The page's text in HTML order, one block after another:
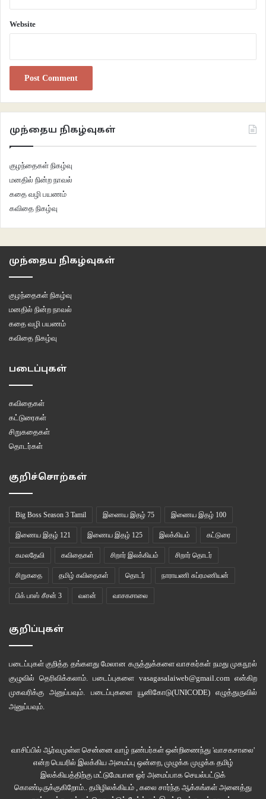
பின்னும் எதையும் நம்பாது
ஊரே மறியலுக்கு ஆயத்தமாகையில்
எவ்விடத்திலேனும் தொழிலுக்கு போனவன் கரையேறி வருவான் என
கிழக்கு நோக்கி சாதக கணிப்பின் வர்க்கங்களை வரைந்து பார்க்கிறாள்
பின் பிரிவாற்றாமையில் வீறிட்டு அழும்
அவள் நெஞ்செலும்புகளுக்குள்ளிருக்கும் பேரன்பை உணரும் அக்கணம்
கடலின் வயிற்றில் உப்பி மிதக்கும் அவன்
கட்டுக்கழுத்தியாய் வாழ ஒரு ஊழிக்கூத்தில் எழுந்து வரபோவதுமில்லை
இங்கு
Website
முந்தைய நிகழ்வுகள்
குழந்தைகள் நிகழ்வு
மனதில் நின்ற நாவல்
கதை வழி பயணம்
கவிதை நிகழ்வு
முந்தைய நிகழ்வுகள்
குழந்தைகள் நிகழ்வு
மனதில் நின்ற நாவல்
கதை வழி பயணம்
கவிதை நிகழ்வு
படைப்புகள்
கவிதைகள்
கட்டுரைகள்
சிறுகதைகள்
தொடர்கள்
குறிச்சொற்கள்
Big Boss Season 3 Tamil இணைய இதழ் 75 இணைய இதழ் 100
இணைய இதழ் 121 இணைய இதழ் 125 இலக்கியம் கட்டுரை
கமலதேவி கவிதைகள் சிறார் இலக்கியம் சிறார் தொடர்
சிறுகதை தமிழ் கவிதைகள் தொடர் நாராயணி சுப்ரமணியன்
பிக் பாஸ் சீசன் 3 வளன் வாசகசாலை
குறிப்புகள்
படைப்புகள் குறித்த தங்களது மேலான கருத்துக்களை வாசகர்கள் நமது முகநூல்
குழுவில் தெரிவிக்கலாம். படைப்புகளை vasagasalaiweb@gmail.com என்கிற
முகவரிக்கு அனுப்பவும். படைப்புகளை யூனிகோடு(UNICODE)எழுத்துருவில்
அனுப்பவும்.
வாசிப்பில் ஆர்வமுள்ள சென்னை வாழ் நண்பர்கள் ஒன்றிணைந்து 'வாசகசாலை'
என்ற பெயரில் இலக்கிய அமைப்பு ஒன்றை, முழுக்க முழுக்க தமிழ்
இலக்கியத்திற்கு மட்டுமேயான ஓர் அமைப்பாக செயல்பட்டுக்
கொண்டிருக்குகிறோம்.. தமிழிலக்கியம் , கலை சார்ந்த ஆக்கங்கள் அனைத்து